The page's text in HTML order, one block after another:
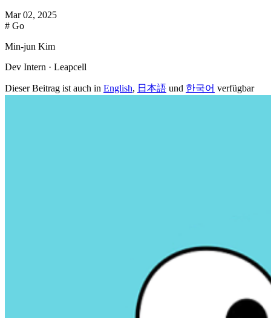
Mar 02, 2025
# Go
Min-jun Kim
Dev Intern · Leapcell
Dieser Beitrag ist auch in English, 日本語 und 한국어 verfügbar